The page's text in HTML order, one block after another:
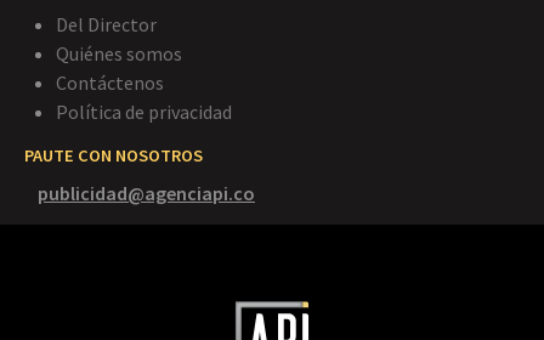
Del Director
Quiénes somos
Contáctenos
Política de privacidad
PAUTE CON NOSOTROS
publicidad@agenciapi.co